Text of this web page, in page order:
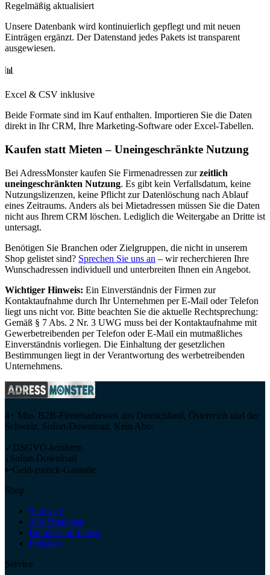
Regelmäßig aktualisiert
Unsere Datenbank wird kontinuierlich gepflegt und mit neuen
Einträgen ergänzt. Der Datenstand jedes Pakets ist transparent
ausgewiesen.
📊
Excel & CSV inklusive
Beide Formate sind im Kauf enthalten. Importieren Sie die Daten
direkt in Ihr CRM, Ihre Marketing-Software oder Excel-Tabellen.
Kaufen statt Mieten – Uneingeschränkte Nutzung
Bei AdressMonster kaufen Sie Firmenadressen zur zeitlich
uneingeschränkten Nutzung. Es gibt kein Verfallsdatum, keine
Nutzungslizenzen, keine Pflicht zur Datenlöschung nach Ablauf
eines Zeitraums. Anders als bei Mietadressen müssen Sie die Daten
nicht aus Ihrem CRM löschen. Lediglich die Weitergabe an Dritte ist
untersagt.
Benötigen Sie Branchen oder Zielgruppen, die nicht in unserem
Shop gelistet sind? Sprechen Sie uns an – wir recherchieren Ihre
Wunschadressen individuell und unterbreiten Ihnen ein Angebot.
Wichtiger Hinweis: Ein Einverständnis der Firmen zur
Kontaktaufnahme durch Ihr Unternehmen per E-Mail oder Telefon
liegt uns nicht vor. Bitte beachten Sie die aktuelle Rechtsprechung:
Gemäß § 7 Abs. 2 Nr. 3 UWG muss bei der Kontaktaufnahme mit
Gewerbetreibenden per Telefon oder E-Mail ein mutmaßliches
Einverständnis vorliegen. Die Einhaltung der gesetzlichen
Bestimmungen liegt in der Verantwortung des werbetreibenden
Unternehmens.
4+ Mio. B2B-Firmenadressen aus Deutschland, Österreich und der
Schweiz. Sofort-Download. Kein Abo.
✓ DSGVO-konform
↓Sofort-Download
↩Geld-zurück-Garantie
Shop
Startseite
Alle Branchen
Bundesland-Pakete
Preisliste
Service